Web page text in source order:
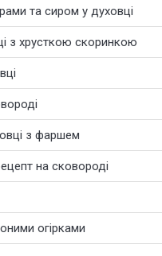
та сиром у духовці
з хрусткою скоринкою
з фаршем
на сковороді
огірками